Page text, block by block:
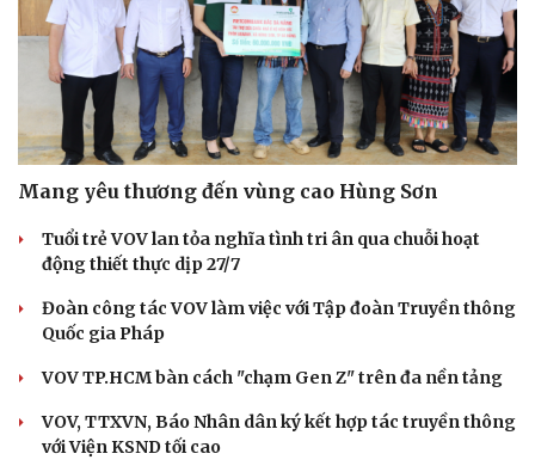
Mang yêu thương đến vùng cao Hùng Sơn
Tuổi trẻ VOV lan tỏa nghĩa tình tri ân qua chuỗi hoạt
động thiết thực dịp 27/7
Đoàn công tác VOV làm việc với Tập đoàn Truyền thông
Quốc gia Pháp
VOV TP.HCM bàn cách "chạm Gen Z" trên đa nền tảng
VOV, TTXVN, Báo Nhân dân ký kết hợp tác truyền thông
với Viện KSND tối cao